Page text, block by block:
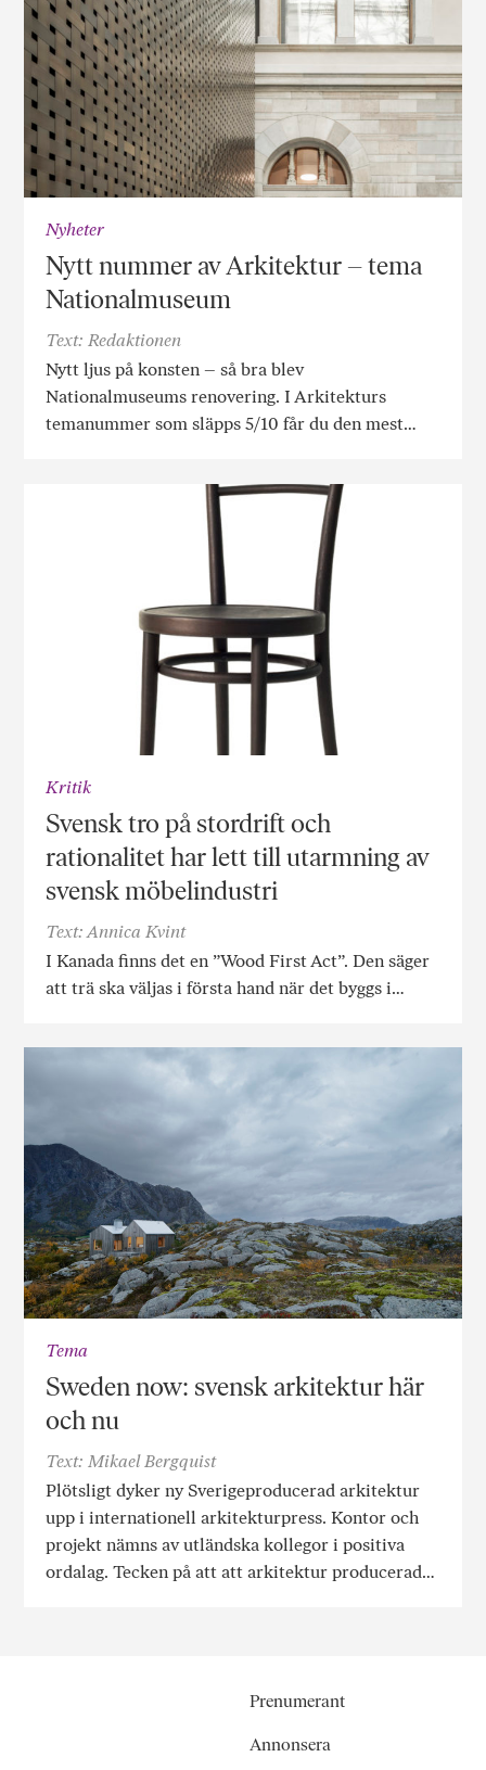
Nyheter
Nytt nummer av Arkitektur – tema
Nationalmuseum
Text: Redaktionen
Nytt ljus på konsten – så bra blev
Nationalmuseums renovering. I Arkitekturs
temanummer som släpps 5/10 får du den mest…
Kritik
Svensk tro på stordrift och
rationalitet har lett till utarmning av
svensk möbelindustri
Text: Annica Kvint
I Kanada finns det en ”Wood First Act”. Den säger
att trä ska väljas i första hand när det byggs i…
Tema
Sweden now: svensk arkitektur här
och nu
Text: Mikael Bergquist
Plötsligt dyker ny Sverigeproducerad arkitektur
upp i internationell arkitekturpress. Kontor och
projekt nämns av utländska kollegor i positiva
ordalag. Tecken på att att arkitektur producerad…
Prenumerant
Annonsera